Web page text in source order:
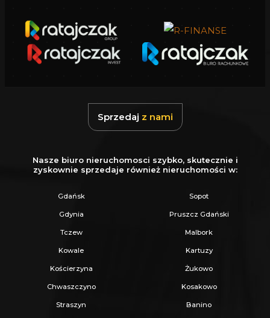
Specjalną.
Więcej podobnych ofert znajdziesz na naszej
Sprzedaj z nami
Nasze biuro nieruchomosci szybko, skutecznie i
zyskownie sprzedaje również nieruchomości w:
Gdańsk Sopot
Gdynia Pruszcz Gdański
Tczew Malbork
Kowale Kartuzy
Kościerzyna Żukowo
Chwaszczyno Kosakowo
Straszyn Banino